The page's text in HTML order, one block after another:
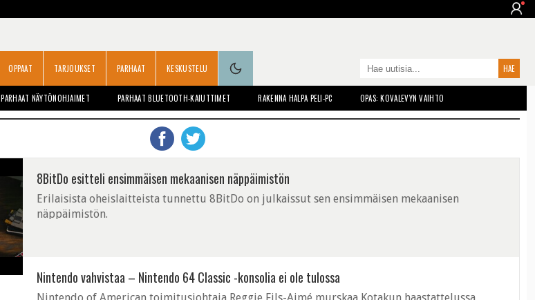
OPPAAT TARJOUKSET PARHAAT KESKUSTELU
PARHAAT NÄYTÖNOHJAIMET PARHAAT BLUETOOTH-KAIUTTIMET RAKENNA HALPA PELI-PC OPAS: KOVALEVYN VAIHTO
8BitDo esitteli ensimmäisen mekaanisen näppäimistön
Erilaisista oheislaitteista tunnettu 8BitDo on julkaissut sen ensimmäisen mekaanisen
näppäimistön.
Nintendo vahvistaa – Nintendo 64 Classic -konsolia ei ole tulossa